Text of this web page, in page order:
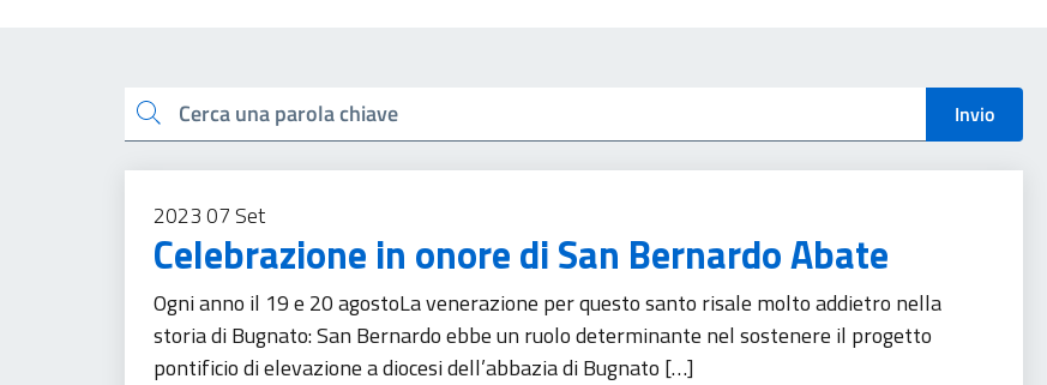
Cerca una parola chiave Invio
202307Set
Celebrazione in onore di San Bernardo Abate
Ogni anno il 19 e 20 agostoLa venerazione per questo santo risale molto addietro nella
storia di Bugnato: San Bernardo ebbe un ruolo determinante nel sostenere il progetto
pontificio di elevazione a diocesi dell’abbazia di Bugnato […]